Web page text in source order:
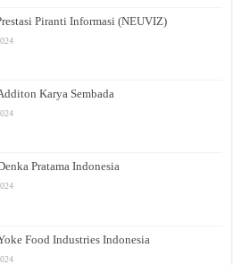
Piranti Informasi (NEUVIZ)
Karya Sembada
Pratama Indonesia
Food Industries Indonesia